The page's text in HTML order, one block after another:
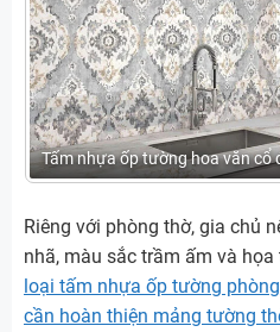
Tấm nhựa ốp tường hoa văn cổ
Riêng với phòng thờ, gia chủ
nhã, màu sắc trầm ấm và
loại tấm nhựa ốp tường
cần hoàn thiện mảng tường